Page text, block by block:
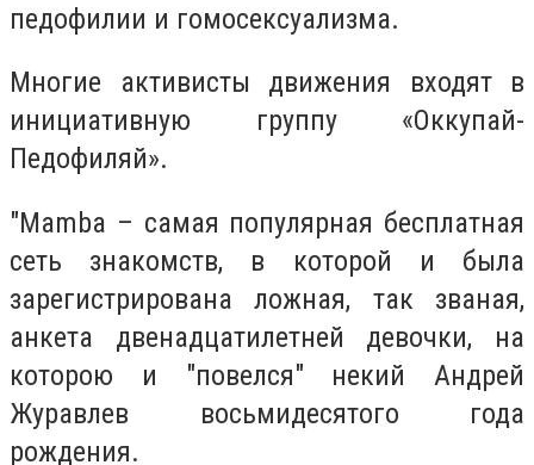
педофилии и гомосексуализма.
Многие активисты движения входят в
инициативную группу «Оккупай-
Педофиляй».
"Mamba – самая популярная бесплатная
сеть знакомств, в которой и была
зарегистрирована ложная, так званая,
анкета двенадцатилетней девочки, на
которою и "повелся" некий Андрей
Журавлев восьмидесятого года
рождения.